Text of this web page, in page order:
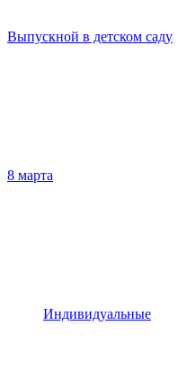
Выпускной в детском саду
8 марта
Индивидуальные